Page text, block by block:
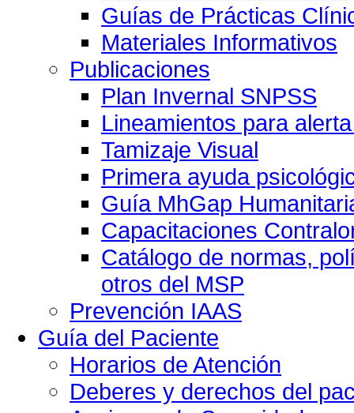
Guías de Prácticas
Materiales Informativos
Publicaciones
Plan Invernal SNPSS
Lineamientos para
Tamizaje Visual
Primera ayuda
Guía MhGap
Capacitaciones
Catálogo de normas,
otros del MSP
Prevención IAAS
Guía del Paciente
Horarios de Atención
Deberes y derechos del